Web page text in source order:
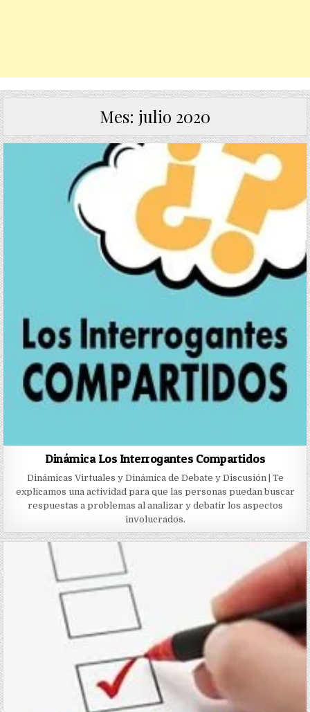
Mes: julio 2020
Dinámica Los Interrogantes Compartidos
Dinámicas Virtuales y Dinámica de Debate y Discusión | Te
explicamos una actividad para que las personas puedan buscar
respuestas a problemas al analizar y debatir los aspectos
involucrados.